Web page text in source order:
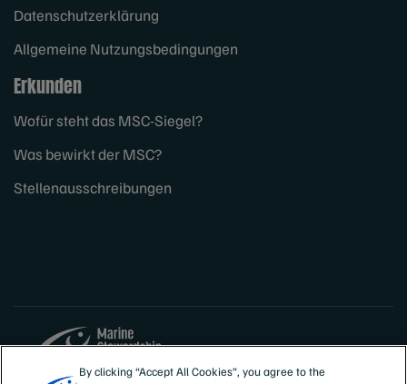
Datenschutzerklärung
Allgemeine Nutzungsbedingungen
Erkunden
Wofür steht das MSC-Siegel?
Was bewirkt der MSC?
Stellenausschreibungen
By clicking “Accept All Cookies”, you agree to the